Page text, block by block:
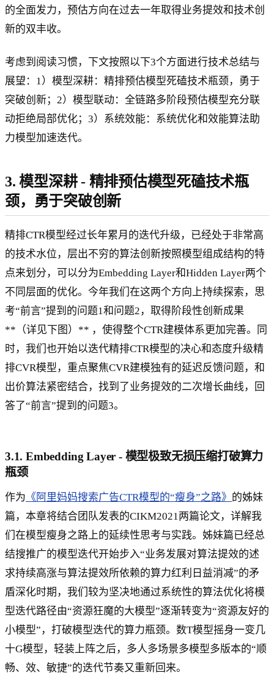
的全面发力，预估方向在过去一年取得业务提效和技术创
新的双丰收。
考虑到阅读习惯，下文按照以下3个方面进行技术总结与
展望：1）模型深耕：精排预估模型死磕技术瓶颈，勇于
突破创新；2）模型联动：全链路多阶段预估模型充分联
动拒绝局部优化；3）系统效能：系统优化和效能算法助
力模型加速迭代。
3. 模型深耕 - 精排预估模型死磕技术瓶
颈，勇于突破创新
精排CTR模型经过长年累月的迭代升级，已经处于非常高
的技术水位，层出不穷的算法创新按照模型组成结构的特
点来划分，可以分为Embedding Layer和Hidden Layer两个
不同层面的优化。今年我们在这两个方向上持续探索，思
考“前言”提到的问题1和问题2，取得阶段性创新成果
**（详见下图）** ，使得整个CTR建模体系更加完善。同
时，我们也开始以迭代精排CTR模型的决心和态度升级精
排CVR模型，重点聚焦CVR建模独有的延迟反馈问题，和
出价算法紧密结合，找到了业务提效的二次增长曲线，回
答了“前言”提到的问题3。
3.1. Embedding Layer - 模型极致无损压缩打破算力
瓶颈
作为 《阿里妈妈搜索广告CTR模型的“瘦身”之路》 的姊妹
篇，本章将结合团队发表的CIKM2021两篇论文，详解我
们在模型瘦身之路上的延续性思考与实践。姊妹篇已经总
结搜推广的模型迭代开始步入“业务发展对算法提效的述
求持续高涨与算法提效所依赖的算力红利日益消减”的矛
盾深化时期，我们较为坚决地通过系统性的算法优化将模
型迭代路径由“资源狂魔的大模型”逐渐转变为“资源友好的
小模型”，打破模型迭代的算力瓶颈。数T模型摇身一变几
十G模型，轻装上阵之后，多人多场景多模型多版本的“顺
畅、效、敏捷”的迭代节奏又重新回来。